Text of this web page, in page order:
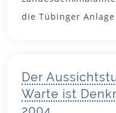
die Tübinger
Der
Warte ist